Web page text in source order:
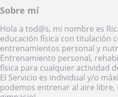
Sobre mí
Hola a tod@s, mi nombre es
educación física con titulación
entrenamientos personal y
Entrenamiento personal,
física para cualquier actividad
El Servicio es individual y/o
podemos entrenar al aire libre,